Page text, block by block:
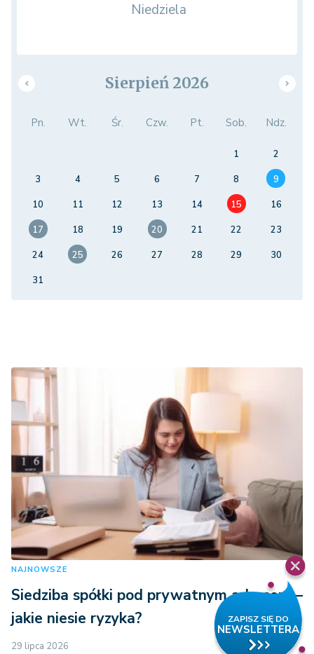
Niedziela
Sierpień 2026
Pn. Wt. Śr. Czw. Pt. Sob. Ndz.
1
2
3
4 5 6 7 8
9
10
11 12 13 14 15
16
17
18 19 20 21 22
23
24
25 26 27 28 29
30
31
NAJNOWSZE
Siedziba spółki pod prywatnym adresem –
jakie niesie ryzyka?
29 lipca 2026